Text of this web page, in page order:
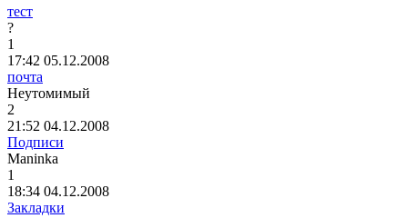
тест
?
1
17:42 05.12.2008
почта
Неутомимый
2
21:52 04.12.2008
Подписи
Maninka
1
18:34 04.12.2008
Закладки